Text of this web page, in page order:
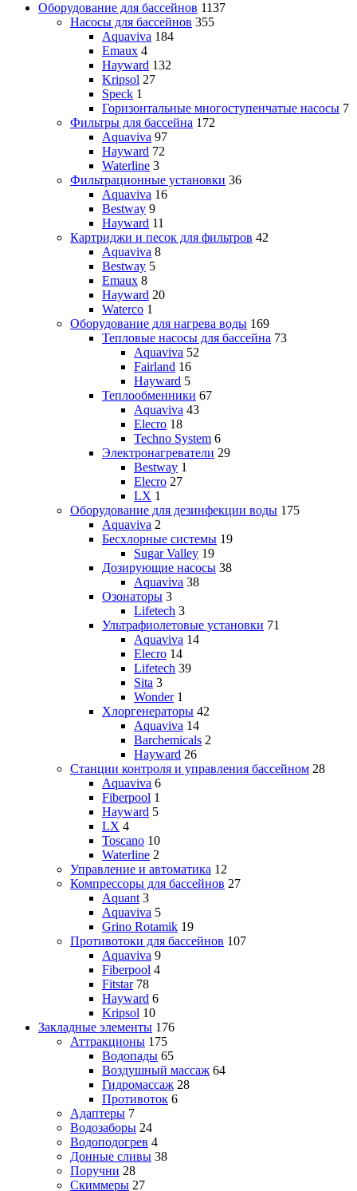
Оборудование для бассейнов 1137
Насосы для бассейнов 355
Aquaviva 184
Emaux 4
Hayward 132
Kripsol 27
Speck 1
Горизонтальные многоступенчатые насосы 7
Фильтры для бассейна 172
Aquaviva 97
Hayward 72
Waterline 3
Фильтрационные установки 36
Aquaviva 16
Bestway 9
Hayward 11
Картриджи и песок для фильтров 42
Aquaviva 8
Bestway 5
Emaux 8
Hayward 20
Waterco 1
Оборудование для нагрева воды 169
Тепловые насосы для бассейна 73
Aquaviva 52
Fairland 16
Hayward 5
Теплообменники 67
Aquaviva 43
Elecro 18
Techno System 6
Электронагреватели 29
Bestway 1
Elecro 27
LX 1
Оборудование для дезинфекции воды 175
Aquaviva 2
Бесхлорные системы 19
Sugar Valley 19
Дозирующие насосы 38
Aquaviva 38
Озонаторы 3
Lifetech 3
Ультрафиолетовые установки 71
Aquaviva 14
Elecro 14
Lifetech 39
Sita 3
Wonder 1
Хлоргенераторы 42
Aquaviva 14
Barchemicals 2
Hayward 26
Станции контроля и управления бассейном 28
Aquaviva 6
Fiberpool 1
Hayward 5
LX 4
Toscano 10
Waterline 2
Управление и автоматика 12
Компрессоры для бассейнов 27
Aquant 3
Aquaviva 5
Grino Rotamik 19
Противотоки для бассейнов 107
Aquaviva 9
Fiberpool 4
Fitstar 78
Hayward 6
Kripsol 10
Закладные элементы 176
Аттракционы 175
Водопады 65
Воздушный массаж 64
Гидромассаж 28
Противоток 6
Адаптеры 7
Водозаборы 24
Водоподогрев 4
Донные сливы 38
Поручни 28
Скиммеры 27